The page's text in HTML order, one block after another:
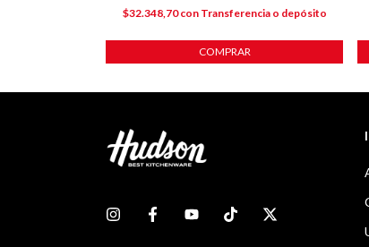
$32.348,70con Transferencia o depósito
COMPRAR